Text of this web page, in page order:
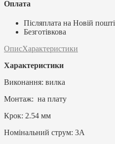
Оплата
Післяплата на Новій пошті
Безготівкова
ОписХарактеристики
Характеристики
Виконання: вилка
Монтаж: на плату
Крок: 2.54 мм
Номінальний струм: 3А